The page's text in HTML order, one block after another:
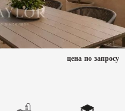
цена по запросу